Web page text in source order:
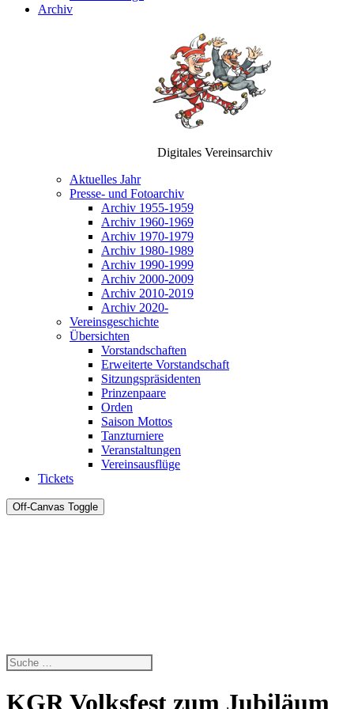
Archiv
Digitales Vereinsarchiv
Aktuelles Jahr
Presse- und Fotoarchiv
Archiv 1955-1959
Archiv 1960-1969
Archiv 1970-1979
Archiv 1980-1989
Archiv 1990-1999
Archiv 2000-2009
Archiv 2010-2019
Archiv 2020-
Vereinsgeschichte
Übersichten
Vorstandschaften
Erweiterte Vorstandschaft
Sitzungspräsidenten
Prinzenpaare
Orden
Saison Mottos
Tanzturniere
Veranstaltungen
Vereinsausflüge
Tickets
Off-Canvas Toggle
KGR Volksfest zum Jubiläum